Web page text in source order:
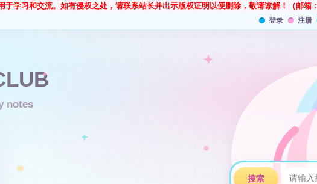
学习和交流。如有侵权之处，请联系站长并出示版权证明以便删除，敬请谅解！（邮箱：
登录 注册
搜索